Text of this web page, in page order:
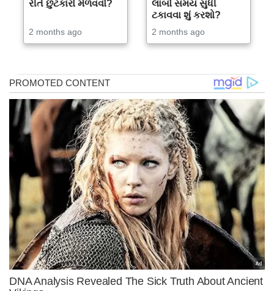
રીતે છુટકારો મેળવવો?
2 months ago
લાંબો સમય સુધી
ટકાવવા શું કરશો?
2 months ago